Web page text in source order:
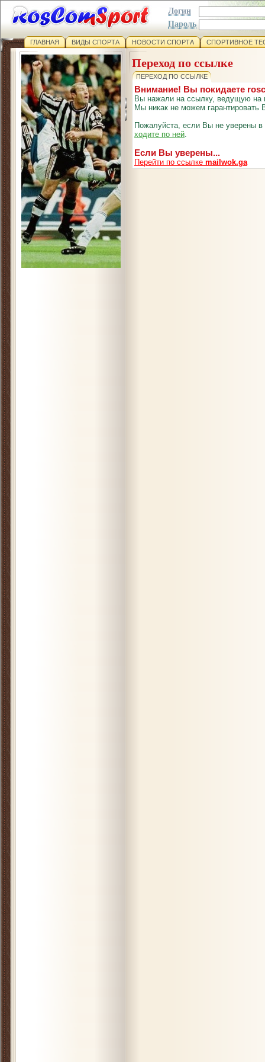
Логин
Пароль
ГЛАВНАЯ ВИДЫ СПОРТА НОВОСТИ СПОРТА СПОРТИВНОЕ
Переход по ссылке
ПЕРЕХОД ПО ССЫЛКЕ
Внимание! Вы покидаете
Вы нажали на ссылку, ведущую на
Мы никак не можем гарантировать
Пожалуйста, если Вы не уверены
ходите по ней.
Если Вы уверены...
Перейти по ссылке mailwok.ga